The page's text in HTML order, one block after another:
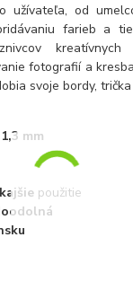
užívateľa, od
farieb a
fotografií a
svoje bordy,
mm
použitie